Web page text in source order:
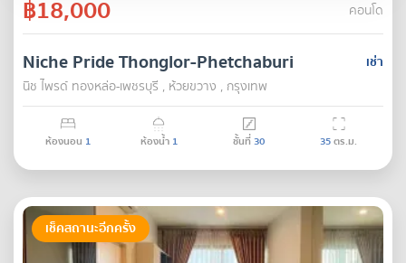
฿18,000 คอนโด
เช่า
Niche Pride Thonglor-Phetchaburi
นิช ไพรด์ ทองหล่อ-เพชรบุรี , ห้วยขวาง , กรุงเทพ
ห้องนอน 1 ห้องน้ำ 1 ชั้นที่30 35ตร.ม.
เช็คสถานะอีกครั้ง